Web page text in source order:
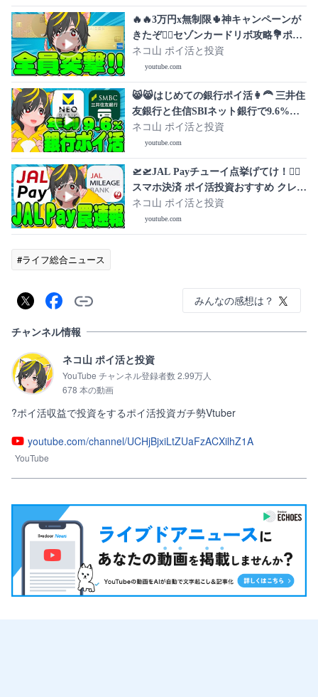
🔥🔥3万円x無制限🌵神キャンペーンが
きたぞ🚴‍♀️セゾンカードリボ攻略💐ポイ
投資おすすめ クレジットカード クレカ
積立即売り
ネコ山 ポイ活と投資
youtube.com
😸😸はじめての銀行ポイ活👩‍🦰 三井住
友銀行と住信SBIネット銀行で9.6%リ
ターン🐷ポイ活投資おすすめ キャンペ
ーン攻略 銀行ぐるぐる
ネコ山 ポイ活と投資
youtube.com
🛫🛫JAL Payチューイ点挙げてけ！🧙‍♂️
スマホ決済 ポイ活投資おすすめ クレジ
ットカード 住信SBIネット銀行 NEO
BANK
ネコ山 ポイ活と投資
youtube.com
#ライフ総合ニュース
みんなの感想は？
チャンネル情報
ネコ山 ポイ活と投資
YouTube チャンネル登録者数 2.99万人
678 本の動画
?ポイ活収益で投資をするポイ活投資ガチ勢Vtuber
youtube.com/channel/UCHjBjxiLtZUaFzACXilhZ1A
YouTube